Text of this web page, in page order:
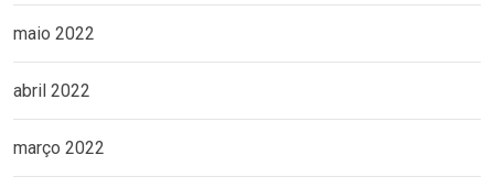
maio 2022
abril 2022
março 2022